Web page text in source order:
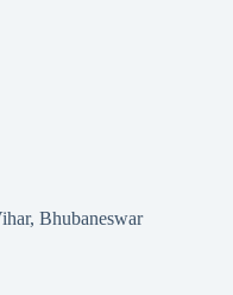
Bhubaneswar